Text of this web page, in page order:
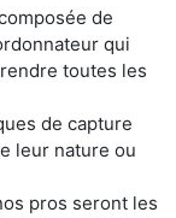
de
qui
toutes les
de capture
leur nature ou
pros seront les